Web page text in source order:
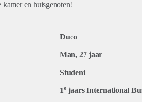
kamer en huisgenoten!
Duco
Man, 27 jaar
Student
1e jaars International